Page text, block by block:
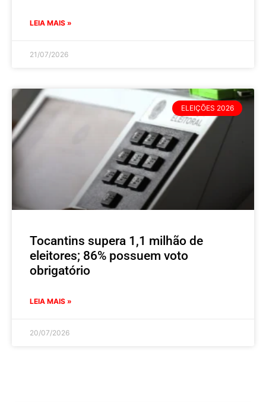
LEIA MAIS »
21/07/2026
ELEIÇÕES 2026
Tocantins supera 1,1 milhão de
eleitores; 86% possuem voto
obrigatório
LEIA MAIS »
20/07/2026